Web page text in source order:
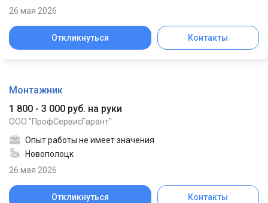
26 мая 2026
Откликнуться Контакты
Монтажник
1 800 - 3 000 руб. на руки
ООО "ПрофСервисГарант"
Опыт работы не имеет значения
Новополоцк
26 мая 2026
Откликнуться Контакты